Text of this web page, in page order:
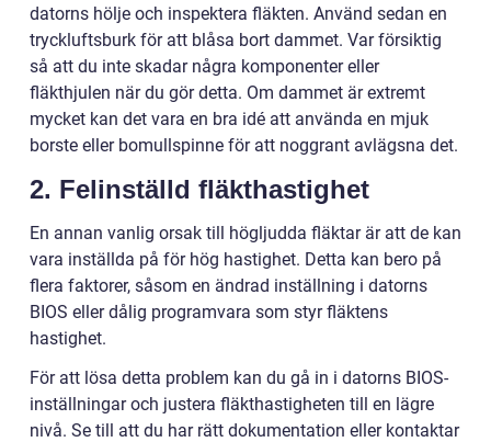
datorns hölje och inspektera fläkten. Använd sedan en
tryckluftsburk för att blåsa bort dammet. Var försiktig
så att du inte skadar några komponenter eller
fläkthjulen när du gör detta. Om dammet är extremt
mycket kan det vara en bra idé att använda en mjuk
borste eller bomullspinne för att noggrant avlägsna det.
2. Felinställd fläkthastighet
En annan vanlig orsak till högljudda fläktar är att de kan
vara inställda på för hög hastighet. Detta kan bero på
flera faktorer, såsom en ändrad inställning i datorns
BIOS eller dålig programvara som styr fläktens
hastighet.
För att lösa detta problem kan du gå in i datorns BIOS-
inställningar och justera fläkthastigheten till en lägre
nivå. Se till att du har rätt dokumentation eller kontaktar